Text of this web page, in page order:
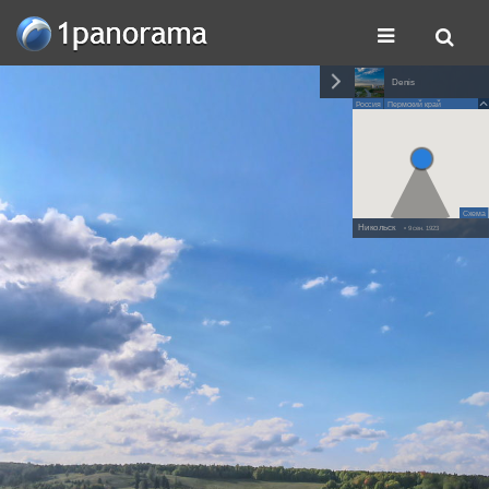
Denis
Россия Пермский край
Схема
Никольск • 9 сен. 1923